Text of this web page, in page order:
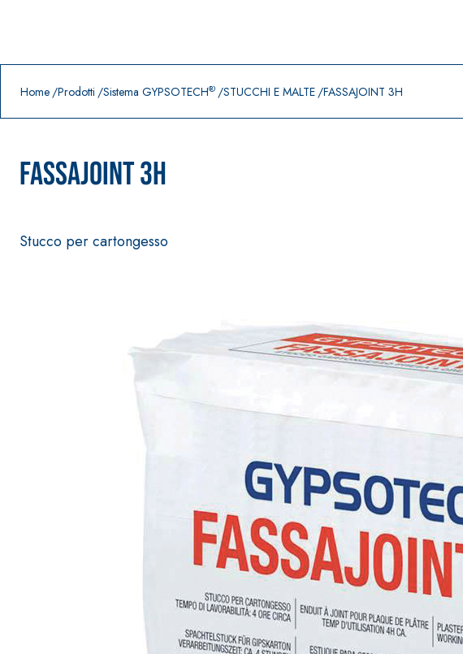
Home Prodotti Sistema GYPSOTECH® STUCCHI E MALTE FASSAJOINT 3H
FASSAJOINT 3H
Stucco per cartongesso
Prodotti in primo piano
Sistema POSA PAVIMENTI E RIVESTIMENTI AQUAZIP ®– IMPERMEABILIZZANTI
Guaina impermeabilizzante elastica monocomponente polimero